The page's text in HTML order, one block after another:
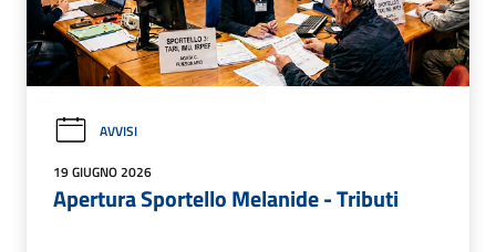
AVVISI
19 GIUGNO 2026
Apertura Sportello Melanide - Tributi